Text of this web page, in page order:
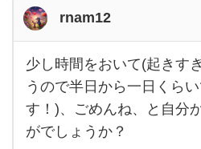
rnam12
少
し
時
間
を
お
少し時間をおいて(起きす
うので半日から一日くら
す！)、ごめんね、と自分
がでしょうか？